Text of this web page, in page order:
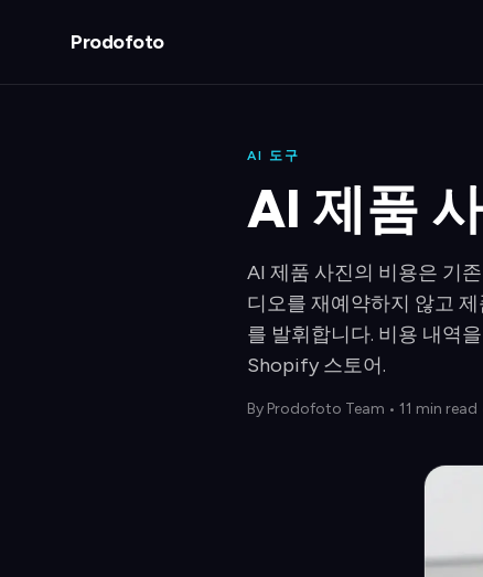
Prodofoto
AI 도구
AI 제품
AI 제품 사진의 비용은 기
디오를 재예약하지 않고
를 발휘합니다. 비용 내역
Shopify 스토어.
By Prodofoto Team • 11 min read